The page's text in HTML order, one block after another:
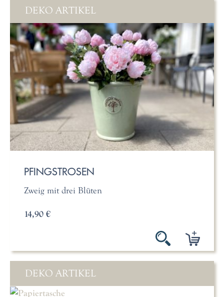
DEKO ARTIKEL
PFINGSTROSEN
Zweig mit drei Blüten
14,90 €
DEKO ARTIKEL